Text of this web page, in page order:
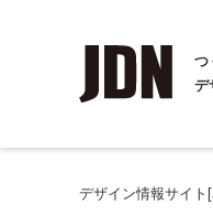
つ
デ
デザイン情報サイト